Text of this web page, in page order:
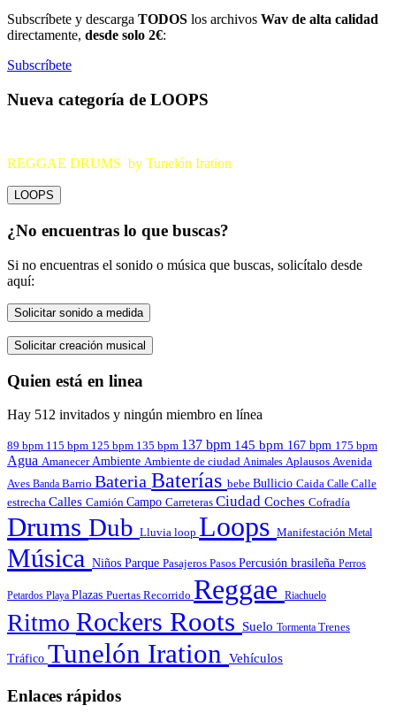
Subscríbete y descarga TODOS los archivos Wav de alta calidad
directamente, desde solo 2€:
Subscríbete
Nueva categoría de LOOPS
REGGAE DRUMS by Tunelón Iration
LOOPS
¿No encuentras lo que buscas?
Si no encuentras el sonido o música que buscas, solicítalo desde
aquí:
Solicitar sonido a medida
Solicitar creación musical
Quien está en linea
Hay 512 invitados y ningún miembro en línea
89 bpm 115 bpm 125 bpm 135 bpm 137 bpm 145 bpm 167 bpm 175 bpm
Agua AmanecerAmbiente Ambiente de ciudad Animales Aplausos Avenida
Aves Banda Barrio Bateria Baterías bebe Bullicio Caida Calle Calle
estrecha Calles Camión Campo Carreteras Ciudad Coches Cofradía
Drums Dub Lluvia loop Loops Manifestación Metal
Música Niños Parque Pasajeros Pasos Percusión brasileña Perros
Petardos Playa Plazas Puertas Recorrido Reggae Riachuelo
Ritmo Rockers Roots Suelo Tormenta Trenes
Tráfico Tunelón Iration Vehículos
Enlaces rápidos